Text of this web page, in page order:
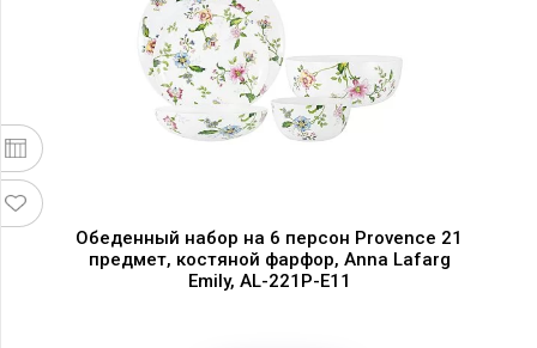
Обеденный набор на 6 персон Provence 21
предмет, костяной фарфор, Anna Lafarg
Emily, AL-221P-E11